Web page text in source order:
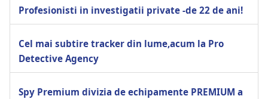
Profesionisti in investigatii private -de 22 de ani!
Cel mai subtire tracker din lume,acum la Pro
Detective Agency
Spy Premium divizia de echipamente PREMIUM a